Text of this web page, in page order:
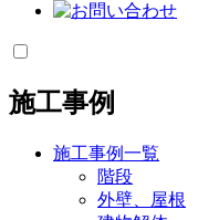
施工事例
施工事例一覧
階段
外壁、屋根